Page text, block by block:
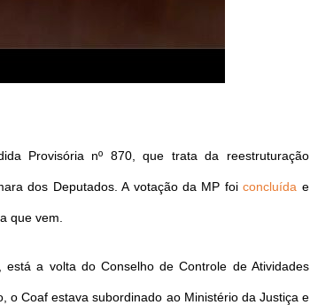
Provisória nº 870, que trata da reestruturação
dos Deputados. A votação da MP foiconcluída e
que vem.
a volta do Conselho de Controle de Atividades
o Coaf estava subordinado ao Ministério da Justiça e